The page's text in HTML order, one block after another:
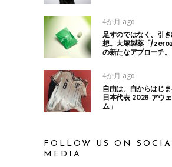
4か月 ago
足すのではなく、引
想。大塚製薬「/
の新たなアプローチ。
4か月 ago
自由は、白からはじ
日本代表 2026 アウ
ム」
FOLLOW US ON
MEDIA